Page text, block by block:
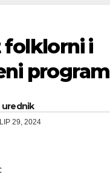
folklorni i
program
urednik
LIP 29, 2024